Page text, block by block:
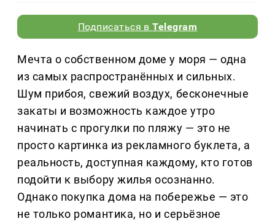
Подписаться вTelegram
Мечта о собственном доме у моря — одна
из самых распространённых и сильных.
Шум прибоя, свежий воздух, бесконечные
закаты и возможность каждое утро
начинать с прогулки по пляжу — это не
просто картинка из рекламного буклета, а
реальность, доступная каждому, кто готов
подойти к выбору жилья осознанно.
Однако покупка дома на побережье — это
не только романтика, но и серьёзное